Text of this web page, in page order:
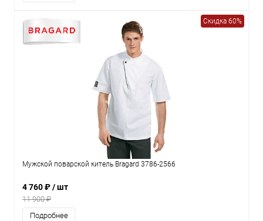
Скидка 60%
Мужской поварской китель Bragard 3786-2566
4 760 ₽/ шт
11 900 ₽
Подробнее